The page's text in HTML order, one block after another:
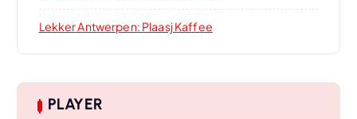
Lekker Antwerpen: Plaasj Kaffee
PLAYER